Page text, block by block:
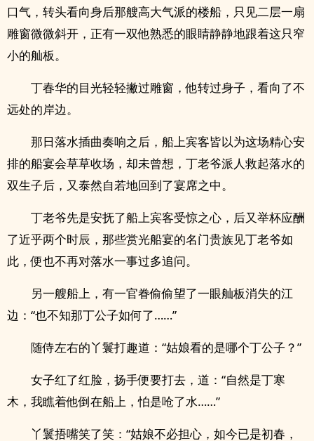
口气，转头看向身后那艘高大气派的楼船，只见二层一扇
雕窗微微斜开，正有一双他熟悉的眼睛静静地跟着这只窄
小的舢板。
丁春华的目光轻轻撇过雕窗，他转过身子，看向了不
远处的岸边。
那日落水插曲奏响之后，船上宾客皆以为这场精心安
排的船宴会草草收场，却未曾想，丁老爷派人救起落水的
双生子后，又泰然自若地回到了宴席之中。
丁老爷先是安抚了船上宾客受惊之心，后又举杯应酬
了近乎两个时辰，那些赏光船宴的名门贵族见丁老爷如
此，便也不再对落水一事过多追问。
另一艘船上，有一官眷偷偷望了一眼舢板消失的江
边：“也不知那丁公子如何了……”
随侍左右的丫鬟打趣道：“姑娘看的是哪个丁公子？”
女子红了红脸，扬手便要打去，道：“自然是丁寒
木，我瞧着他倒在船上，怕是呛了水……”
丫鬟捂嘴笑了笑：“姑娘不必担心，如今已是初春，